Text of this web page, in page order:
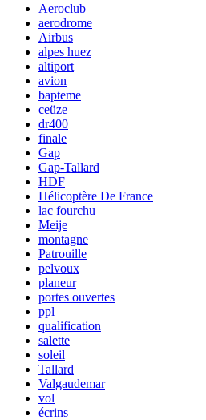
Aeroclub
aerodrome
Airbus
alpes huez
altiport
avion
bapteme
ceüze
dr400
finale
Gap
Gap-Tallard
HDF
Hélicoptère De France
lac fourchu
Meije
montagne
Patrouille
pelvoux
planeur
portes ouvertes
ppl
qualification
salette
soleil
Tallard
Valgaudemar
vol
écrins